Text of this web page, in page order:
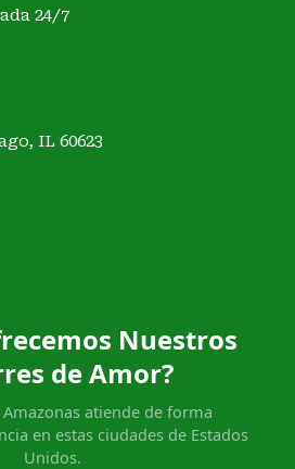
24/7
IL 60623
Nuestros
de Amor?
atiende de forma
en estas ciudades de Estados
Unidos.